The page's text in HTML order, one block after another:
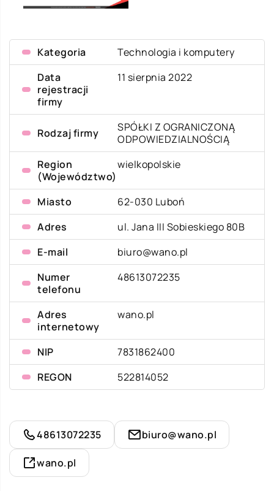
Kategoria
Technologia i komputery
Data
rejestracji
firmy
11 sierpnia 2022
Rodzaj firmy
SPÓŁKI Z OGRANICZONĄ
ODPOWIEDZIALNOŚCIĄ
Region
(Województwo)
wielkopolskie
Miasto
62-030 Luboń
Adres
ul. Jana III Sobieskiego 80B
E-mail
biuro@wano.pl
Numer
telefonu
48613072235
Adres
internetowy
wano.pl
NIP
7831862400
REGON
522814052
48613072235 biuro@wano.pl
wano.pl